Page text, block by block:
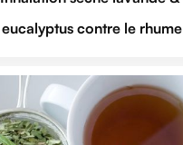
eucalyptus contre le rhume